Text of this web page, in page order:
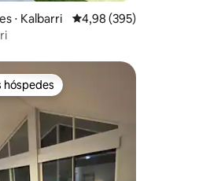
5, 220 avaliações
⋅ Kalbarri 4,98 de uma avaliação
4,98 (395)
preferidos dos hóspedes
hóspedes